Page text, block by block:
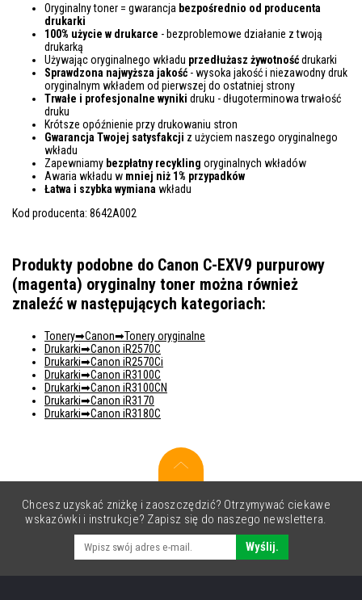
Oryginalny toner = gwarancja bezpośrednio od producenta
drukarki
100% użycie w drukarce - bezproblemowe działanie z twoją
drukarką
Używając oryginalnego wkładu przedłużasz żywotnośćdrukarki
Sprawdzona najwyższa jakość - wysoka jakość i niezawodny druk
oryginalnym wkładem od pierwszej do ostatniej strony
Trwałe i profesjonalne wyniki druku - długoterminowa trwałość
druku
Krótsze opóźnienie przy drukowaniu stron
Gwarancja Twojej satysfakcji z użyciem naszego oryginalnego
wkładu
Zapewniamy bezpłatny recykling oryginalnych wkładów
Awaria wkładu w mniej niż 1% przypadków
Łatwa i szybka wymiana wkładu
Kod producenta: 8642A002
Produkty podobne do Canon C-EXV9 purpurowy
(magenta) oryginalny toner można również
znaleźć w następujących kategoriach:
Tonery Canon
Tonery oryginalne
Drukarki
Canon iR2570C
Drukarki
Canon iR2570Ci
Drukarki
Canon iR3100C
Drukarki
Canon iR3100CN
Drukarki
Canon iR3170
Drukarki
Canon iR3180C
Chcesz uzyskać zniżkę i zaoszczędzić? Otrzymywać ciekawe
wskazówki i instrukcje? Zapisz się do naszego newslettera.
Wyślij.